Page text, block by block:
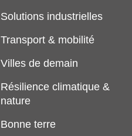
Solutions industrielles
Transport & mobilité
Villes de demain
Résilience climatique &
nature
Bonne terre